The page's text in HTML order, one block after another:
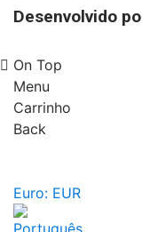
Desenvolvido
On Top
Menu
Carrinho
Back
Euro: EUR